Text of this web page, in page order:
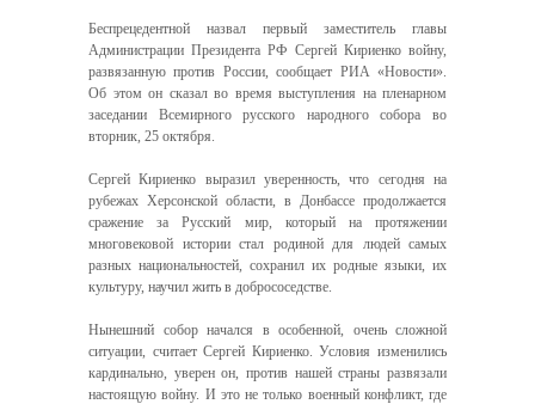
Беспрецедентной назвал первый заместитель главы
Администрации Президента РФ Сергей Кириенко войну,
развязанную против России, сообщает РИА «Новости».
Об этом он сказал во время выступления на пленарном
заседании Всемирного русского народного собора во
вторник, 25 октября.
Сергей Кириенко выразил уверенность, что сегодня на
рубежах Херсонской области, в Донбассе продолжается
сражение за Русский мир, который на протяжении
многовековой истории стал родиной для людей самых
разных национальностей, сохранил их родные языки, их
культуру, научил жить в добрососедстве.
Нынешний собор начался в особенной, очень сложной
ситуации, считает Сергей Кириенко. Условия изменились
кардинально, уверен он, против нашей страны развязали
настоящую войну. И это не только военный конфликт, где